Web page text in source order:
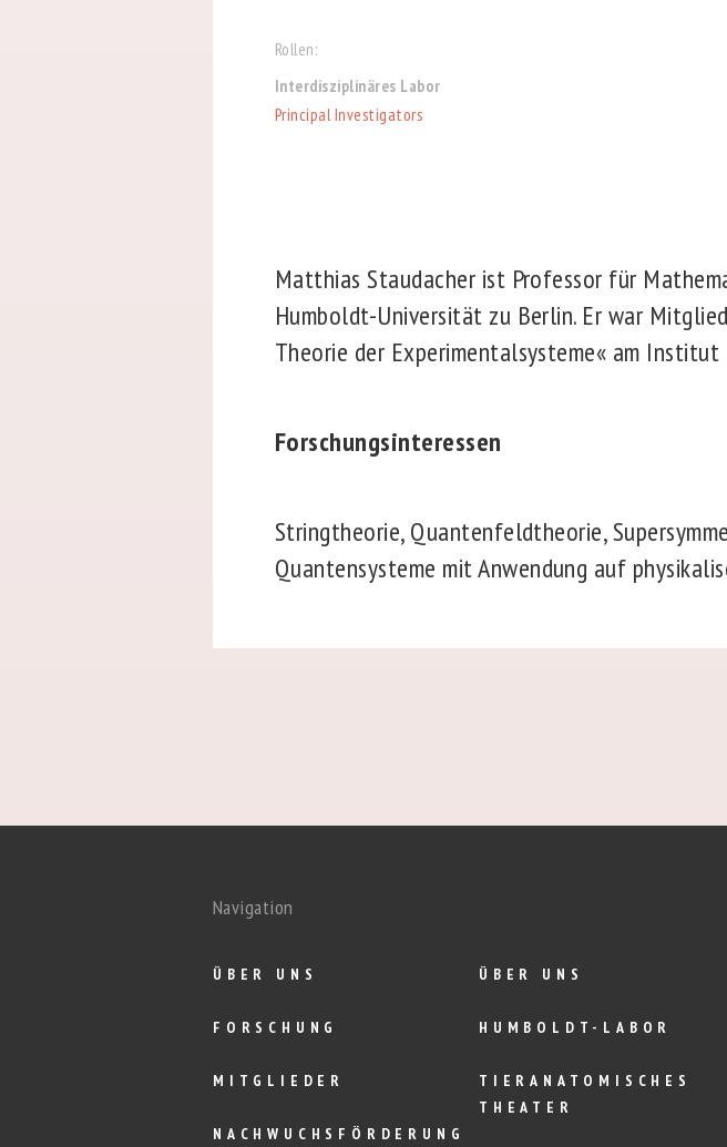
Rollen:
Interdisziplinäres Labor
Principal Investigators
Matthias Staudacher ist Professor für
Humboldt-Universität zu Berlin. Er war
Theorie der Experimentalsysteme« am
Forschungsinteressen
Stringtheorie, Quantenfeldtheorie,
Quantensysteme mit Anwendung auf
Navigation
ÜBER UNS
FORSCHUNG
MITGLIEDER
NACHWUCHSFÖRDERUNG
ÜBER UNS
HUMBOLDT-LABOR
TIERANATOMISCHES
THEATER